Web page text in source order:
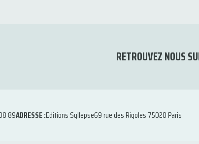
RETROUVEZ NOUS
89ADRESSE :Editions Syllepse69 rue des Rigoles 75020 Paris